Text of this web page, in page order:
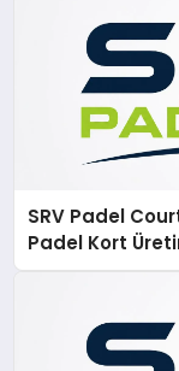
SRV Padel
Padel Kort